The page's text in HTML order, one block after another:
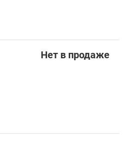
Нет в продаже